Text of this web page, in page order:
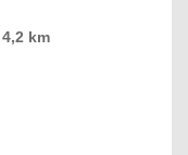
4,2 km